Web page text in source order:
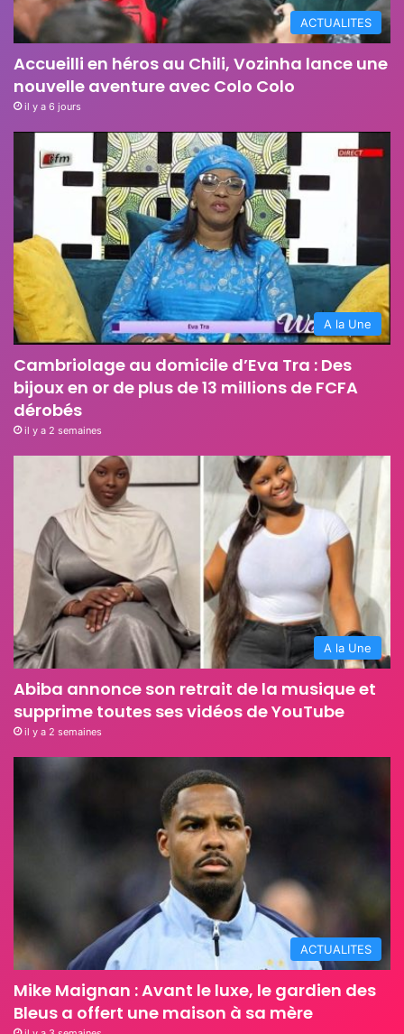
ACTUALITES
Accueilli en héros au Chili, Vozinha lance une
nouvelle aventure avec Colo Colo
il y a 6 jours
A la Une
Cambriolage au domicile d’Eva Tra : Des
bijoux en or de plus de 13 millions de FCFA
dérobés
il y a 2 semaines
A la Une
Abiba annonce son retrait de la musique et
supprime toutes ses vidéos de YouTube
il y a 2 semaines
ACTUALITES
Mike Maignan : Avant le luxe, le gardien des
Bleus a offert une maison à sa mère